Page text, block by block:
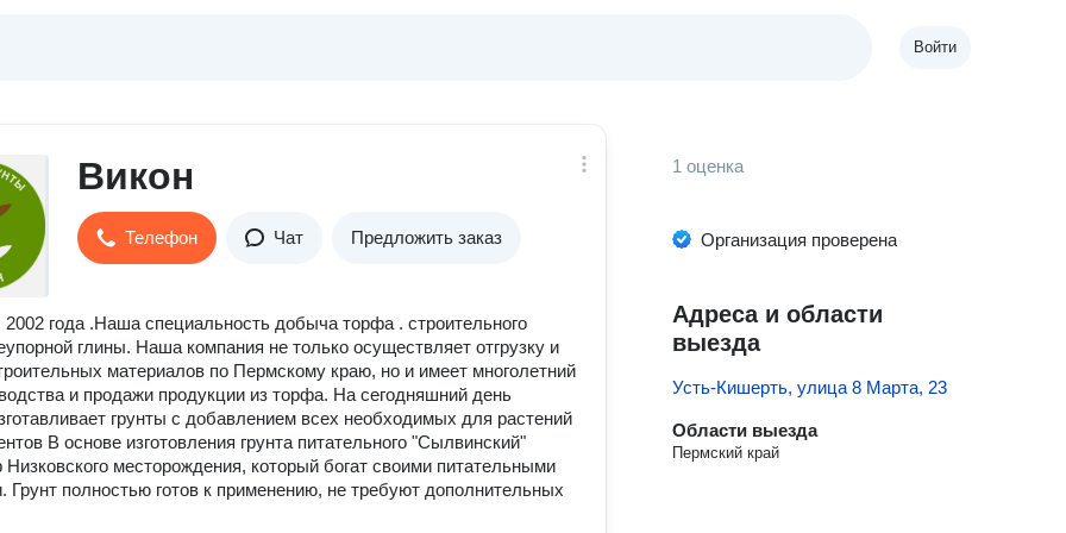
Войти
Викон
Телефон Чат Предложить заказ
года .Наша специальность добыча торфа . строительного
глины. Наша компания не только осуществляет отгрузку и
материалов по Пермскому краю, но и имеет многолетний
и продажи продукции из торфа. На сегодняшний день
грунты с добавлением всех необходимых для растений
В основе изготовления грунта питательного "Сылвинский"
месторождения, который богат своими питательными
Грунт полностью готов к применению, не требуют дополнительных
1 оценка
Организация проверена
Адреса и области
выезда
Усть-Кишерть, улица 8 Марта, 23
Области выезда
Пермский край